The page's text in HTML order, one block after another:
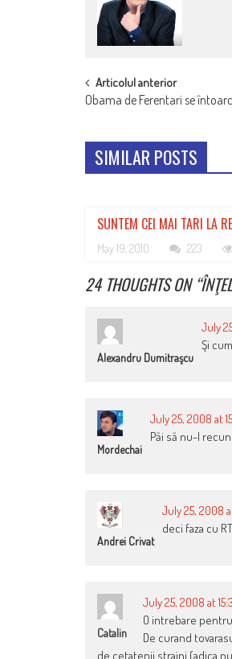
POST
NAVIGATION
Articolul anterior
Obama de Ferentari se
SIMILAR POSTS
SUNTEM CEI MAI TARI LA
May 19, 2010 223
24 THOUGHTS ON “
Alexandru Dumitraşcu
July
Şi
Mordechai
July 25, 2008 at
Păi să nu-l
Andrei Crivat
July 25, 2008
deci faza cu
Catalin
July 25, 2008 at
O intrebare
De curand
de cetatenii straini (adica